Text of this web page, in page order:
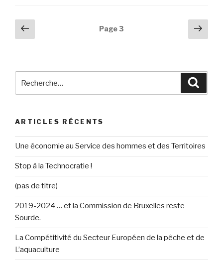
Navigation
desprécédente
Page3
ARTICLES RÉCENTS
Une économie au Service des hommes et des Territoires
Stop à la Technocratie !
(pas de titre)
2019-2024 … et la Commission de Bruxelles reste
Sourde.
La Compétitivité du Secteur Européen de la pêche et de
L’aquaculture